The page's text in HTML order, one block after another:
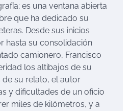
es una ventana abierta
que ha dedicado su
Desde sus inicios
hasta su consolidación
camionero, Francisco
los altibajos de su
su relato, el autor
y dificultades de un oficio
miles de kilómetros, y a